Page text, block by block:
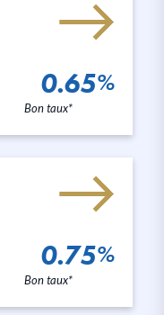
0.65%
Bon taux*
0.75%
Bon taux*